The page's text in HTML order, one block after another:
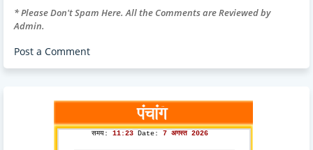
* Please Don't Spam Here. All the Comments are Reviewed by
Admin.
Post a Comment